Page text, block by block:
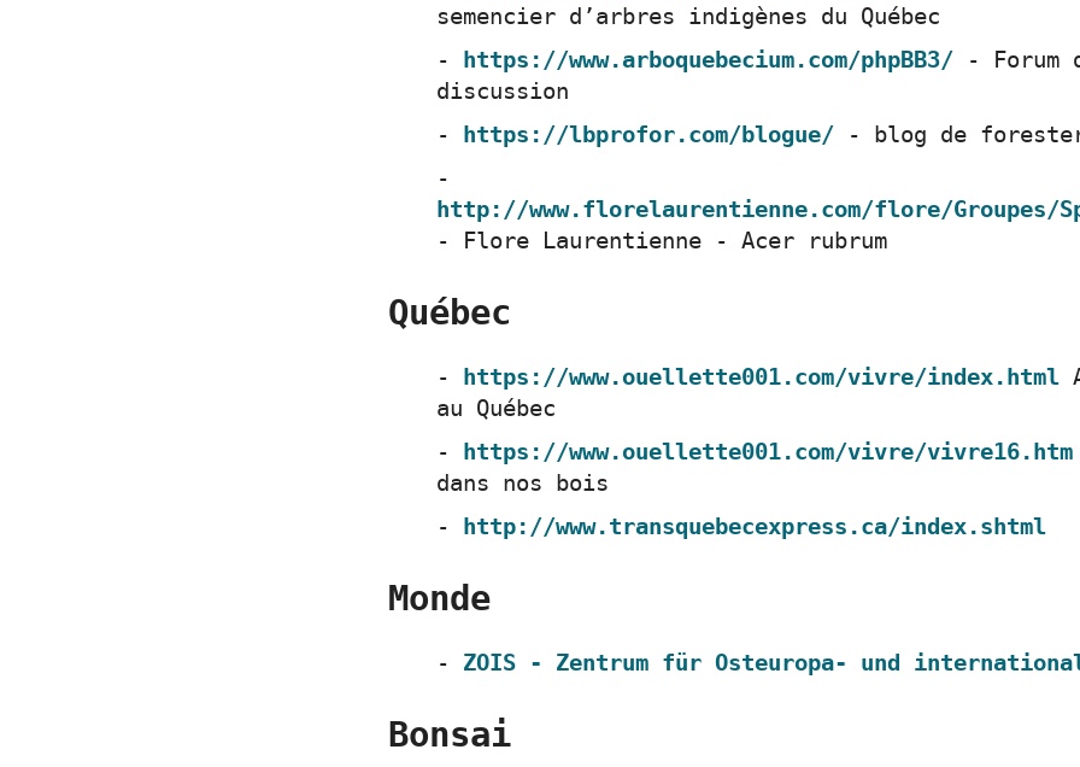
semencier d’arbres indigènes du Québec
https://www.arboquebecium.com/phpBB3/ - Forum
discussion
https://lbprofor.com/blogue/ - blog de
http://www.florelaurentienne.com/flore/Groupes/
- Flore Laurentienne - Acer rubrum
Québec
https://www.ouellette001.com/vivre/index.html
au Québec
https://www.ouellette001.com/vivre/vivre16.htm
dans nos bois
http://www.transquebecexpress.ca/index.shtml
Monde
ZOIS - Zentrum für Osteuropa- und
Bonsai